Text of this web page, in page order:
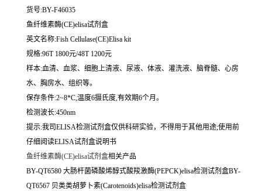
货号:BY-F46035
鱼纤维素酶(CE)elisa试剂盒
英文名称:Fish Cellulase(CE)Elisa kit
规格:96T 1800元/48T 1200元
样本:血清、血浆、细胞上清液、尿液、体液、灌洗液、脑脊髓、心房
水、胸房水、组织等。
保存条件:2~8*C,温度6摄氏度,有效期6个月。
检测波长:450nm
提示:我司ELISA检测试剂盒仅供科研实验，不得用于其他用途;使用前
仔细阅读ELISA试剂盒说明书
鱼纤维素酶(CE)elisa试剂盒相关产品
BY-QT6580 大肠杆菌磷酸烯醇式酸羧激酶(PEPCK)elisa检测试剂盒BY-
QT6567 贝类类胡萝卜素(Carotenoids)elisa检测试剂盒